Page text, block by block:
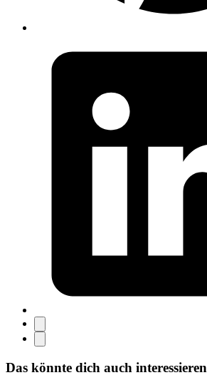
Das könnte dich auch interessieren